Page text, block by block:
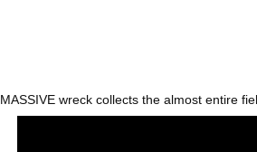
【戦慄】指示なしで「偽の身分」を量産… 最新AIが
MASSIVE wreck collects the almost entire